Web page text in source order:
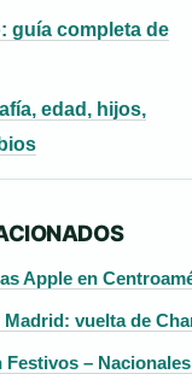
guía completa de
edad, hijos,
Apple en
vuelta de
Festivos –